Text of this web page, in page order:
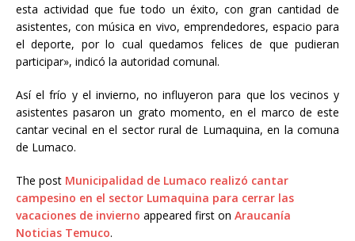
esta actividad que fue todo un éxito, con gran cantidad de
asistentes, con música en vivo, emprendedores, espacio para
el deporte, por lo cual quedamos felices de que pudieran
participar», indicó la autoridad comunal.
Así el frío y el invierno, no influyeron para que los vecinos y
asistentes pasaron un grato momento, en el marco de este
cantar vecinal en el sector rural de Lumaquina, en la comuna
de Lumaco.
The post Municipalidad de Lumaco realizó cantar
campesino en el sector Lumaquina para cerrar las
vacaciones de invierno appeared first on Araucanía
Noticias Temuco.